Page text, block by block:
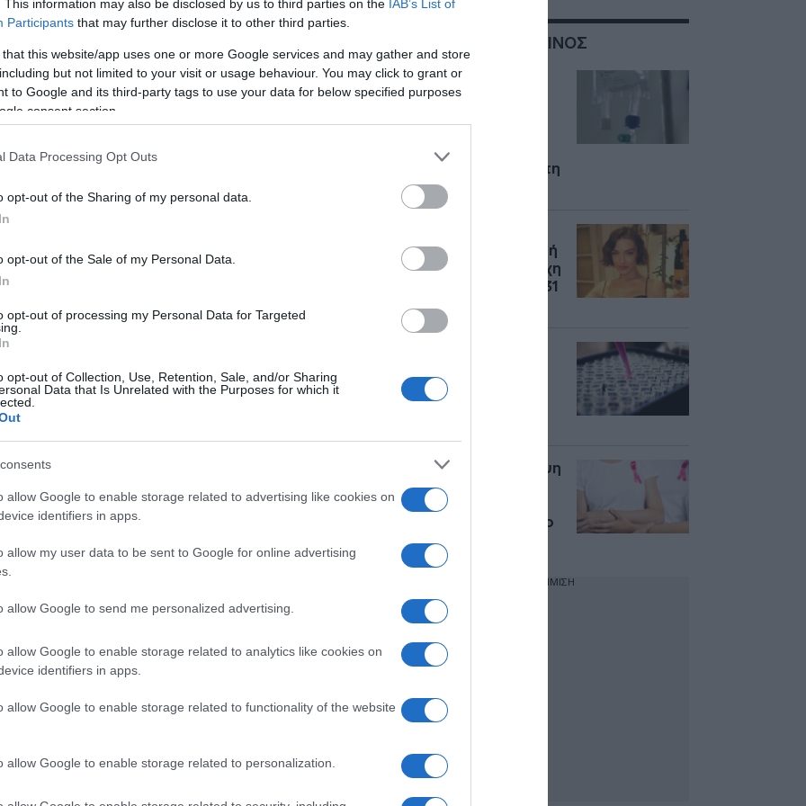
This information may also be disclosed by us to third parties on the IAB’s List of
Participants that may further disclose it to other third parties.
that this website/app uses one or more Google services and may gather and store
but not limited to your visit or usage behaviour. You may click to grant or
to Google and its third-party tags to use your data for below specified purposes
consent section.
Data Processing Opt Outs
opt-out of the Sharing of my personal data.
opt-out of the Sale of my Personal Data.
opt-out of processing my Personal Data for Targeted
opt-out of Collection, Use, Retention, Sale, and/or Sharing
Data that Is Unrelated with the Purposes for which it
allow Google to enable storage related to advertising like cookies on
identifiers in apps.
allow my user data to be sent to Google for online advertising
allow Google to send me personalized advertising.
allow Google to enable storage related to analytics like cookies on
identifiers in apps.
allow Google to enable storage related to functionality of the website
allow Google to enable storage related to personalization.
στιγμή, αναφέροντας ότι ο
χωρίς το σκουφάκι της κατά τη
Μαντά
προλάβει στην αρχή. Η λέξη
στο στομάχι το οποίο το
σοβαρό. Είναι προκαρκινικό
σαν να έπεσα από τον πέμπτο και να
είστε. Και είμαι από ανθρώπους
είπε αρχικά η Λένα Μαντά.
ΣΧΕΤΙΚΑ ΜΕ:ΚΑΡΚΙΝΟΣ
Ανησυχία για την
παγκόσμια αύξηση
εμφανίσει κάποια
μορφή της νόσου στη
ζωή του
Συγκλονίζει η γνωστή
ηθοποιός – Δίνει μάχη
με τον καρκίνο στα 31
στους άνδρες σε
σύγκριση με τις
Δραματική πρόβλεψη
από τον ΠΟΥ: Ένας
στους πέντε θα
νοσήσει από καρκίνο
έως το 2050
ΔΙΑΦΗΜΙΣΗ